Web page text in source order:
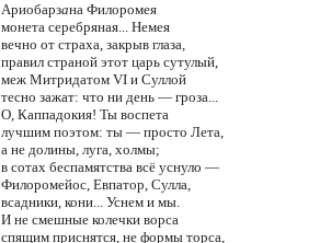
Ариобарзана Филоромея
монета серебряная... Немея
вечно от страха, закрыв глаза,
правил страной этот царь сутулый,
меж Митридатом VI и Суллой
тесно зажат: что ни день — гроза...
О, Каппадокия! Ты воспета
лучшим поэтом: ты — просто Лета,
а не долины, луга, холмы;
в сотах беспамятства всё уснуло —
Филоромейос, Евпатор, Сулла,
всадники, кони... Уснем и мы.
И не смешные колечки ворса
спящим приснятся, не формы торса,